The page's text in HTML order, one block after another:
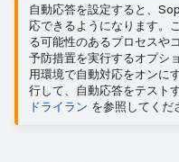
自動応答を設定すると、
応できるようになります。
る可能性のあるプロセスや
予防措置を実行するオプシ
用環境で自動対応をオンに
行して、自動応答をテスト
ドライラン を参照してくだ